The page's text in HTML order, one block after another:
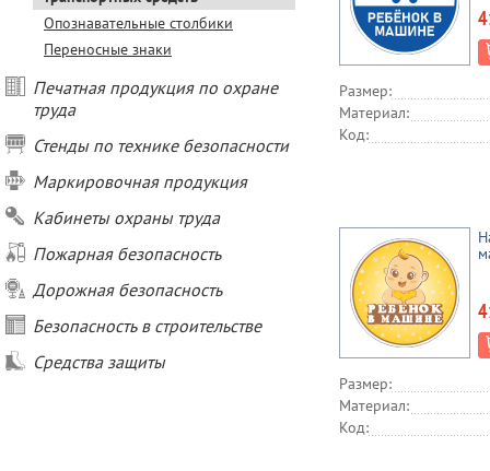
Опознавательные столбики
Переносные знаки
Печатная продукция по охране
труда
Стенды по технике безопасности
Маркировочная продукция
Кабинеты охраны труда
Пожарная безопасность
Дорожная безопасность
Безопасность в строительстве
Средства защиты
Размер:
Материал:
Код:
Размер:
Материал:
Код: